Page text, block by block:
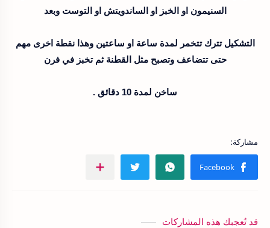
السنيمون او الخبز او الساندويتش او التوست وبعد
التشكيل تترك تتخمر لمدة ساعة او ساعتين وهذا نقطة اخرى مهم
حتى تتضاعف وتصبح مثل القطنة ثم تخبز في فرن
ساخن لمدة 10 دقائق .
قد تُعجبك هذه المشاركات